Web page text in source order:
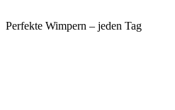
Perfekte Wimpern – jeden Tag